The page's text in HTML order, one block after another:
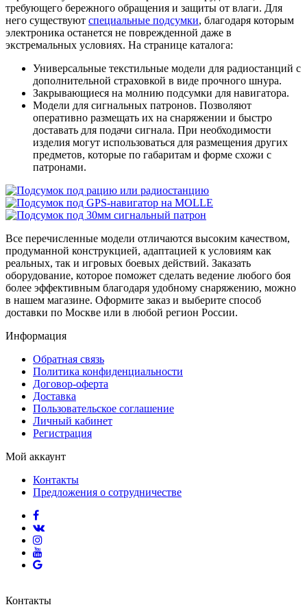
требующего бережного обращения и защиты от влаги. Для
него существуют специальные подсумки, благодаря которым
электроника останется не поврежденной даже в
экстремальных условиях. На странице каталога:
Универсальные текстильные модели для радиостанций с
дополнительной страховкой в виде прочного шнура.
Закрывающиеся на молнию подсумки для навигатора.
Модели для сигнальных патронов. Позволяют
оперативно размещать их на снаряжении и быстро
доставать для подачи сигнала. При необходимости
изделия могут использоваться для размещения других
предметов, которые по габаритам и форме схожи с
патронами.
Все перечисленные модели отличаются высоким качеством,
продуманной конструкцией, адаптацией к условиям как
реальных, так и игровых боевых действий. Заказать
оборудование, которое поможет сделать ведение любого боя
более эффективным благодаря удобному снаряжению, можно
в нашем магазине. Оформите заказ и выберите способ
доставки по Москве или в любой регион России.
Информация
Обратная связь
Политика конфиденциальности
Договор-оферта
Доставка
Пользовательское соглашение
Личный кабинет
Регистрация
Мой аккаунт
Контакты
Предложения о сотрудничестве
Контакты